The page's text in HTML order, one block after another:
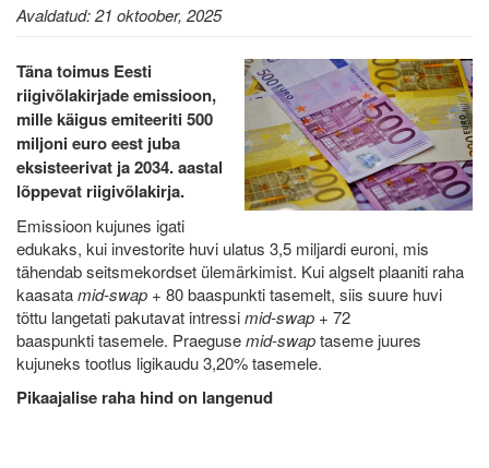
Avaldatud: 21 oktoober, 2025
Täna toimus Eesti
riigivõlakirjade emissioon,
mille käigus emiteeriti 500
miljoni euro eest juba
eksisteerivat ja 2034. aastal
lõppevat riigivõlakirja.
Emissioon kujunes igati
edukaks, kui investorite huvi ulatus 3,5 miljardi euroni, mis
tähendab seitsmekordset ülemärkimist. Kui algselt plaaniti raha
kaasatamid-swap + 80 baaspunkti tasemelt, siis suure huvi
tõttu langetati pakutavat intressimid-swap + 72
baaspunkti tasemele. Praegusemid-swaptaseme juures
kujuneks tootlus ligikaudu 3,20% tasemele.
Pikaajalise raha hind on langenud